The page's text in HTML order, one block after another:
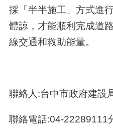
採「半半施工」方式進
體諒，才能順利完成道
線交通和救助能量。
聯絡人:台中市政府建設
聯絡電話:04-22289111